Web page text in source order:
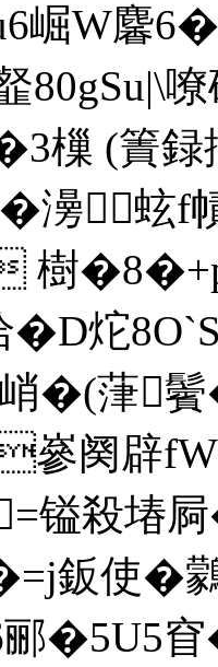
崛W麘
樔 (簀
澷蚿f
Ｘ
炨
峭�(葏
阕辟
镒殺
鈑使�
�5U5窅